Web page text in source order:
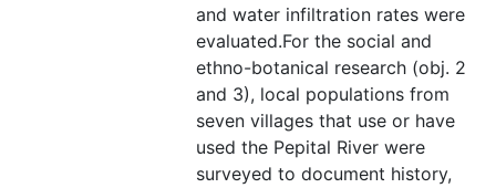
and water infiltration rates were
evaluated.For the social and
ethno-botanical research (obj. 2
and 3), local populations from
seven villages that use or have
used the Pepital River were
surveyed to document history,